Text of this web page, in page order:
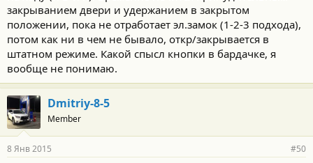
закрыванием двери и удержанием в закрытом
положении, пока не отработает эл.замок (1-2-3 подхода),
потом как ни в чем не бывало, откр/закрывается в
штатном режиме. Какой спысл кнопки в бардачке, я
вообще не понимаю.
Dmitriy-8-5
Member
8 Янв 2015 #50